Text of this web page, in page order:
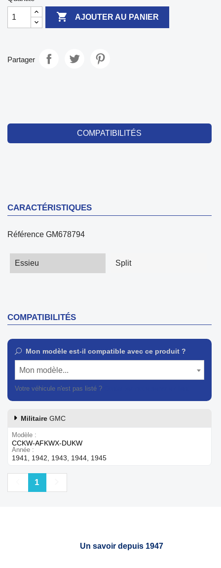
 AJOUTER AU PANIER
Partager
COMPATIBILITÉS
CARACTÉRISTIQUES
Référence GM678794
Essieu Split
COMPATIBILITÉS
Mon modèle est-il compatible avec ce produit ?
Mon modèle...
Votre véhicule n'est pas listé ?
Militaire GMC
Modèle
CCKW-AFKWX-DUKW
Année
1941, 1942, 1943, 1944, 1945
Précédent
1
Un savoir depuis 1947